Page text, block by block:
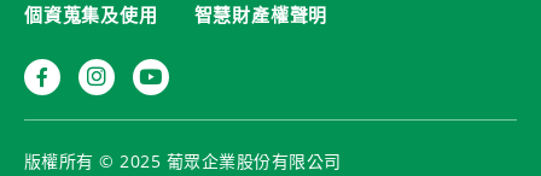
個資蒐集及使用
智慧財產權聲明
版權所有 © 2025 葡眾企業股份有限公司